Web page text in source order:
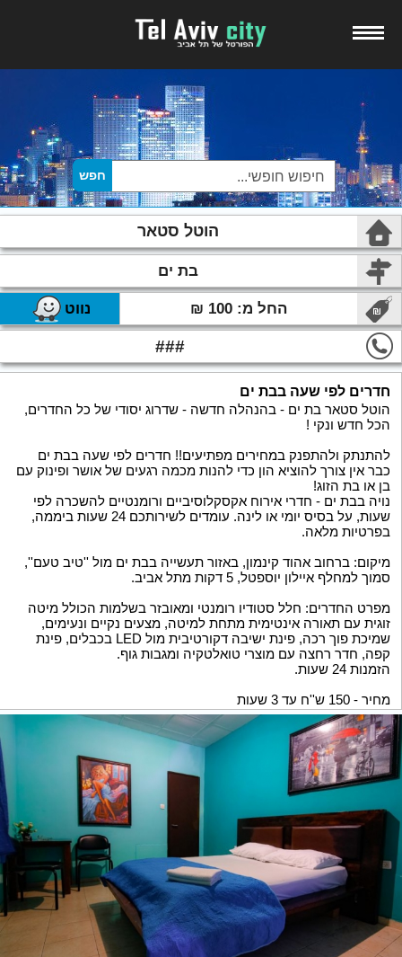
הוטל סטאר
בת ים
החל מ: 100 ₪ נווט
###
חדרים לפי שעה בבת ים
הוטל סטאר בת ים - בהנהלה חדשה - שדרוג יסודי של כל החדרים,
הכל חדש ונקי !
להתנתק ולהתפנק במחירים מפתיעים!! חדרים לפי שעה בבת ים
כבר אין צורך להוציא הון כדי להנות מכמה רגעים של אושר ופינוק עם
בן או בת הזוג!
נויה בבת ים - חדרי אירוח אקסקלוסיביים ורומנטיים להשכרה לפי
שעות, על בסיס יומי או לינה. עומדים לשירותכם 24 שעות ביממה,
בפרטיות מלאה.
מיקום: ברחוב אהוד קינמון, באזור תעשייה בבת ים מול ''טיב טעם'',
סמוך למחלף איילון יוספטל, 5 דקות מתל אביב.
מפרט החדרים: חלל סטודיו רומנטי ומאובזר בשלמות הכולל מיטה
זוגית עם תאורה אינטימית מתחת למיטה, מצעים נקיים ונעימים,
שמיכת פוך רכה, פינת ישיבה דקורטיבית מול LED בכבלים, פינת
קפה, חדר רחצה עם מוצרי טואלטקיה ומגבות גוף.
הזמנות 24 שעות.
מחיר - 150 ש''ח עד 3 שעות